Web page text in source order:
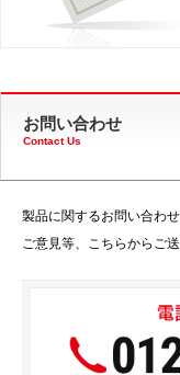
お問い合わせ
Contact Us
製品に関するお問い合わ
ご意見等、こちらからご